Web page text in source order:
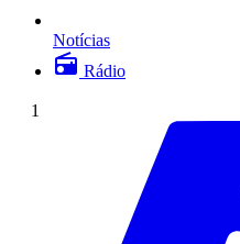
Notícias
Rádio
1